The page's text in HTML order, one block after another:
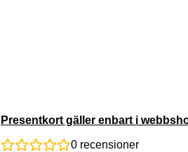
Presentkort gäller enbart i
0 recensioner